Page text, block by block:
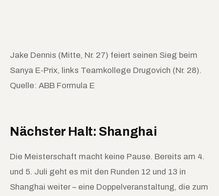
Jake Dennis (Mitte, Nr. 27) feiert seinen Sieg beim
Sanya E-Prix, links Teamkollege Drugovich (Nr. 28).
Quelle: ABB Formula E
Nächster Halt: Shanghai
Die Meisterschaft macht keine Pause. Bereits am 4.
und 5. Juli geht es mit den Runden 12 und 13 in
Shanghai weiter – eine Doppelveranstaltung, die zum